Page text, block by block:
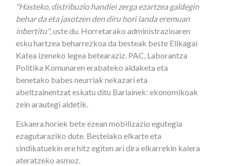
"Hasteko, distribuzio handiei zerga ezartzea galdegin
behar da eta jasotzen den diru hori landa eremuan
inbertitu", uste du. Horretarako administrazioaren
esku hartzea beharrezkoa da besteak beste Elikagai
Katea izeneko legea betearaziz. PAC, Laborantza
Politika Komunaren erabateko aldaketa eta
benetako babes neurriak nekazari eta
abeltzainentzat eskatu ditu Bariainek: ekonomikoak
zein arautegi aldetik.
Eskaera horiek bete ezean mobilizazio egutegia
ezagutaraziko dute. Bestelako elkarte eta
sindikatuekin ere hitz egiten ari dira elkarrekin kalera
ateratzeko asmoz.